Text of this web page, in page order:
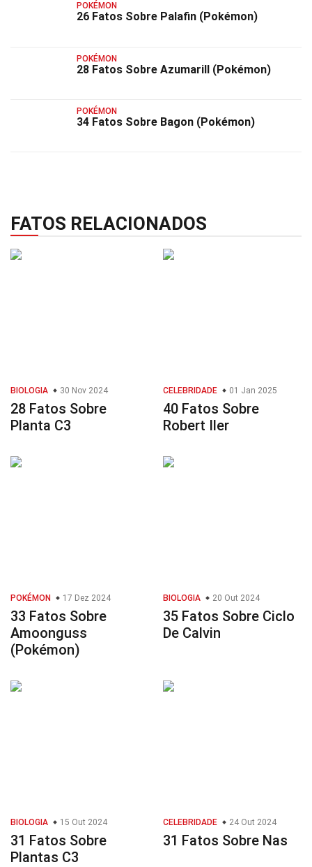
POKÉMON
26 Fatos Sobre Palafin (Pokémon)
POKÉMON
28 Fatos Sobre Azumarill (Pokémon)
POKÉMON
34 Fatos Sobre Bagon (Pokémon)
FATOS RELACIONADOS
BIOLOGIA 30 Nov 2024
28 Fatos Sobre
Planta C3
CELEBRIDADE 01 Jan 2025
40 Fatos Sobre
Robert Iler
POKÉMON 17 Dez 2024
33 Fatos Sobre
Amoonguss
(Pokémon)
BIOLOGIA 20 Out 2024
35 Fatos Sobre Ciclo
De Calvin
BIOLOGIA 15 Out 2024
31 Fatos Sobre
Plantas C3
CELEBRIDADE 24 Out 2024
31 Fatos Sobre Nas